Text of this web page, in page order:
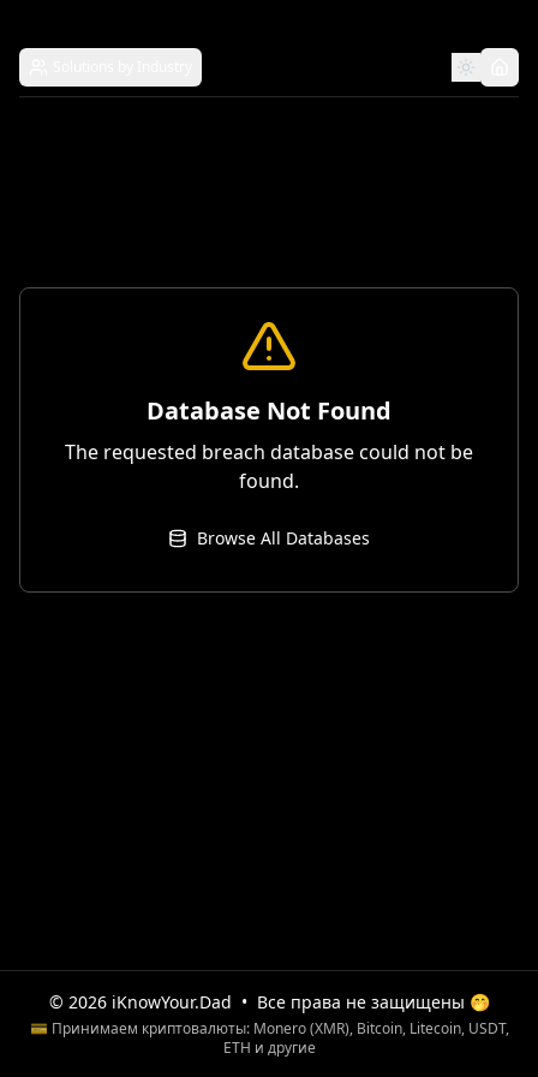
Database Not Found
The requested breach database could not be
found.
Browse All Databases
© 2026 iKnowYour.Dad • Все права не защищены 🤭
💳 Принимаем криптовалюты: Monero (XMR), Bitcoin, Litecoin, USDT,
ETH и другие